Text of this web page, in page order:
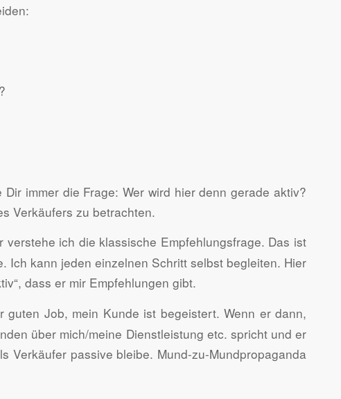
immer die Frage: Wer wird hier denn gerade aktiv?
Verkäufers zu betrachten.
ich die klassische Empfehlungsfrage. Das ist
Ich kann jeden einzelnen Schritt selbst begleiten. Hier
dass er mir Empfehlungen gibt.
Job, mein Kunde ist begeistert. Wenn er dann,
über mich/meine Dienstleistung etc. spricht und er
Verkäufer passive bleibe. Mund-zu-Mundpropaganda